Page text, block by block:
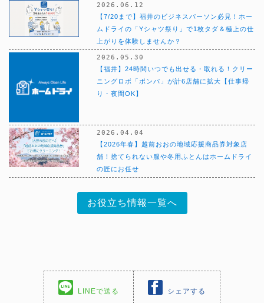
2026.06.12
【7/20まで】福井のビジネスパーソン必見！ホー
ムドライの「Yシャツ祭り」で1枚タダ＆極上の仕
上がりを体験しませんか？
2026.05.30
【福井】24時間いつでも出せる・取れる！クリー
ニングロボ「ポンパ」が計6店舗に拡大【仕事帰
り・夜間OK】
2026.04.04
【2026年春】越前おおの地域応援商品券対象店
舗！捨てられない服や冬用ふとんはホームドライ
の匠にお任せ
お役立ち情報一覧へ
LINEで送る シェアする